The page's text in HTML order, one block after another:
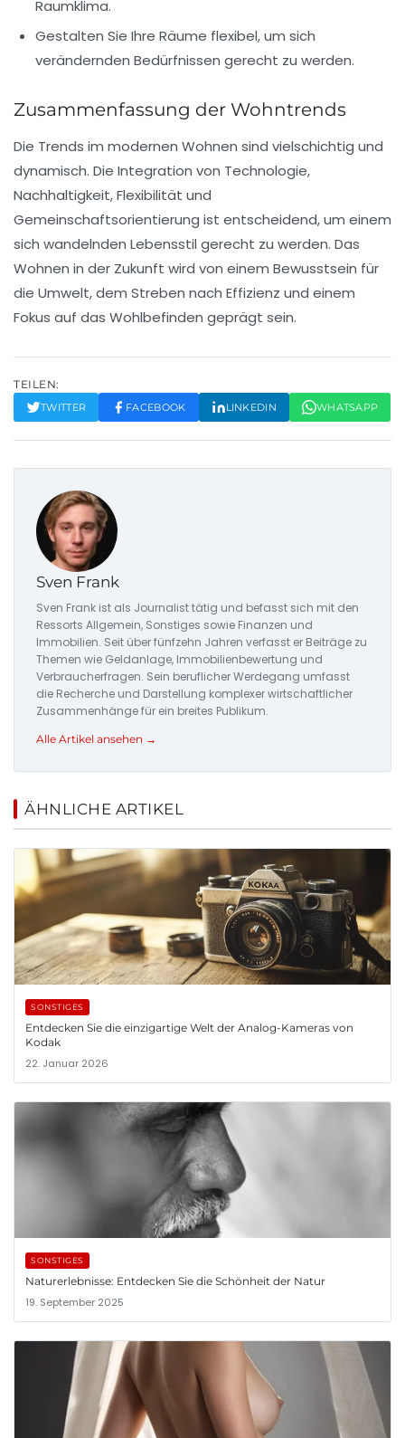
Raumklima.
Gestalten Sie Ihre Räume flexibel, um sich
verändernden Bedürfnissen gerecht zu werden.
Zusammenfassung der Wohntrends
Die Trends im modernen Wohnen sind vielschichtig und
dynamisch. Die Integration von Technologie,
Nachhaltigkeit, Flexibilität und
Gemeinschaftsorientierung ist entscheidend, um einem
sich wandelnden Lebensstil gerecht zu werden. Das
Wohnen in der Zukunft wird von einem Bewusstsein für
die Umwelt, dem Streben nach Effizienz und einem
Fokus auf das Wohlbefinden geprägt sein.
TEILEN:
TWITTER FACEBOOK LINKEDIN WHATSAPP
Sven Frank
Sven Frank ist als Journalist tätig und befasst sich mit den
Ressorts Allgemein, Sonstiges sowie Finanzen und
Immobilien. Seit über fünfzehn Jahren verfasst er Beiträge zu
Themen wie Geldanlage, Immobilienbewertung und
Verbraucherfragen. Sein beruflicher Werdegang umfasst
die Recherche und Darstellung komplexer wirtschaftlicher
Zusammenhänge für ein breites Publikum.
Alle Artikel ansehen →
ÄHNLICHE ARTIKEL
SONSTIGES
Entdecken Sie die einzigartige Welt der Analog-Kameras von
Kodak
22. Januar 2026
SONSTIGES
Naturerlebnisse: Entdecken Sie die Schönheit der Natur
19. September 2025